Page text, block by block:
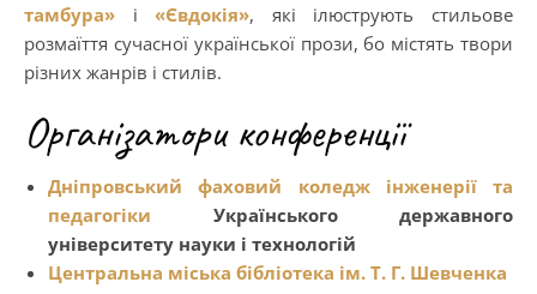
тамбура» і«Євдокія», які ілюструють стильове
розмаїття сучасної української прози, бо містять твори
різних жанрів і стилів.
Організатори конференції
Дніпровський фаховий коледж інженерії та
педагогіки Українського державного
університету науки і технологій
Центральна міська бібліотека ім. Т. Г. Шевченка